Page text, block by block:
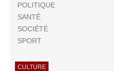
POLITIQUE
SANTÉ
SOCIÉTÉ
SPORT
CULTURE